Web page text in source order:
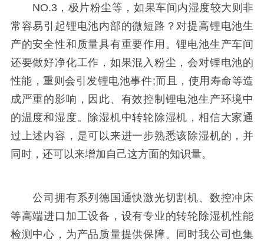
NO.3，极片粉尘等，如果车间内湿度较大则非
常容易引起锂电池内部的微短路？对提高锂电池生
产的安全性和质量具有重要作用。锂电池生产车间
还要做好净化工作，如果混入粉尘，会对锂电池的
性能，重则会引发锂电池事件;而且，使用寿命等造
成严重的影响，因此、有效控制锂电池生产环境中
的温度和湿度。除湿机中转轮除湿机，相信大家通
过上述内容，是可以来进一步熟悉该除湿机的，并
同时，还可以来增加自己这方面的知识量。
公司拥有系列德国通快激光切割机、数控冲床
等高端进口加工设备，设有专业的转轮除湿机性能
检测中心，为产品质量提供保障。同时我公司也集